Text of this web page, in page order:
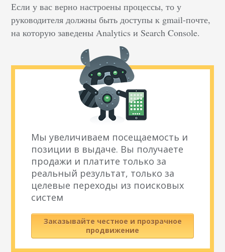
Если у вас верно настроены процессы, то у
руководителя должны быть доступы к gmail-почте,
на которую заведены Analytics и Search Console.
Мы увеличиваем посещаемость и
позиции в выдаче. Вы получаете
продажи и платите только за
реальный результат, только за
целевые переходы из поисковых
систем
Заказывайте честное и прозрачное
продвижение